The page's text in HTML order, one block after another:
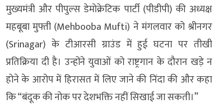
मुख्यमंत्री और पीपुल्स डेमोक्रेटिक पार्टी (पीडीपी) की अध्यक्ष
महबूबा मुफ्ती (Mehbooba Mufti) ने मंगलवार को श्रीनगर
(Srinagar) के टीआरसी ग्राउंड में हुई घटना पर तीखी
प्रतिक्रिया दी है। उन्होंने युवाओं को राष्ट्रगान के दौरान खड़े न
होने के आरोप में हिरासत में लिए जाने की निंदा की और कहा
कि “बंदूक की नोक पर देशभक्ति नहीं सिखाई जा सकती।”